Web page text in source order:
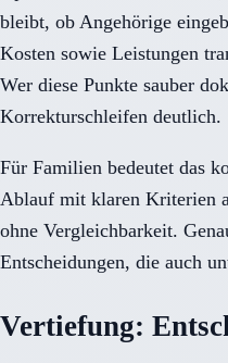
bleibt, ob Angehörige
Kosten sowie Leistungen
Wer diese Punkte sauber
Korrekturschleifen deutlich.
Für Familien bedeutet das
Ablauf mit klaren Kriterien
ohne Vergleichbarkeit.
Entscheidungen, die auch
Vertiefung: